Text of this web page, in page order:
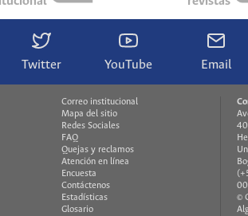
Twitter YouTube Email
Correo institucional
Mapa del sitio
Redes Sociales
FAQ
Quejas y reclamos
Atención en línea
Encuesta
Contáctenos
Estadísticas
Glosario
©